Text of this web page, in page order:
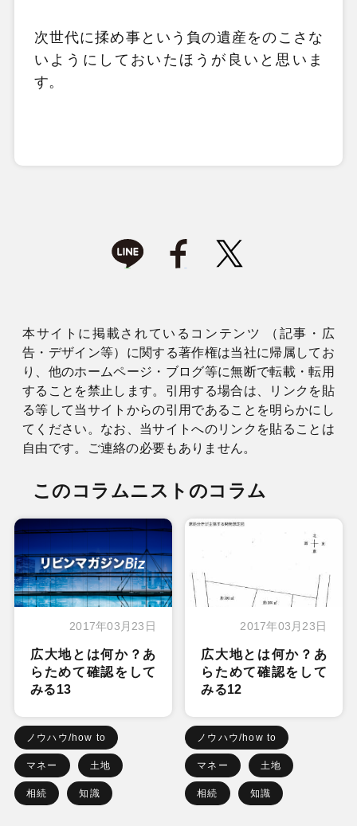
次世代に揉め事という負の遺産をのこさな
いようにしておいたほうが良いと思いま
す。
本サイトに掲載されているコンテンツ （記事・広
告・デザイン等）に関する著作権は当社に帰属してお
り、他のホームページ・ブログ等に無断で転載・転用
することを禁止します。引用する場合は、リンクを貼
る等して当サイトからの引用であることを明らかにし
てください。なお、当サイトへのリンクを貼ることは
自由です。ご連絡の必要もありません。
このコラムニストのコラム
2017年03月23日
広大地とは何か？あ
らためて確認をして
みる13
ノウハウ/how to
マネー 土地
相続 知識
2017年03月23日
広大地とは何か？あ
らためて確認をして
みる12
ノウハウ/how to
マネー 土地
相続 知識